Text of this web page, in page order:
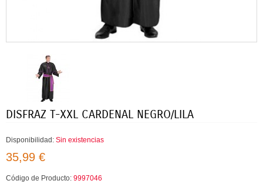
DISFRAZ T-XXL CARDENAL NEGRO/LILA
Disponibilidad: Sin existencias
35,99 €
Código de Producto: 9997046